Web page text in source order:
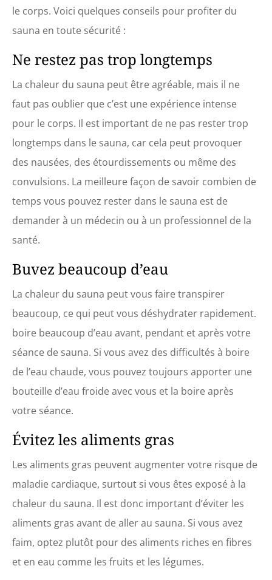
le corps. Voici quelques conseils pour profiter du
sauna en toute sécurité :
Ne restez pas trop longtemps
La chaleur du sauna peut être agréable, mais il ne
faut pas oublier que c’est une expérience intense
pour le corps. Il est important de ne pas rester trop
longtemps dans le sauna, car cela peut provoquer
des nausées, des étourdissements ou même des
convulsions. La meilleure façon de savoir combien de
temps vous pouvez rester dans le sauna est de
demander à un médecin ou à un professionnel de la
santé.
Buvez beaucoup d’eau
La chaleur du sauna peut vous faire transpirer
beaucoup, ce qui peut vous déshydrater rapidement.
boire beaucoup d’eau avant, pendant et après votre
séance de sauna. Si vous avez des difficultés à boire
de l’eau chaude, vous pouvez toujours apporter une
bouteille d’eau froide avec vous et la boire après
votre séance.
Évitez les aliments gras
Les aliments gras peuvent augmenter votre risque de
maladie cardiaque, surtout si vous êtes exposé à la
chaleur du sauna. Il est donc important d’éviter les
aliments gras avant de aller au sauna. Si vous avez
faim, optez plutôt pour des aliments riches en fibres
et en eau comme les fruits et les légumes.